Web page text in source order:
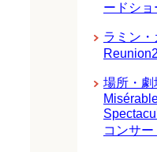
ードシ
ラミン
場所・
コンサー